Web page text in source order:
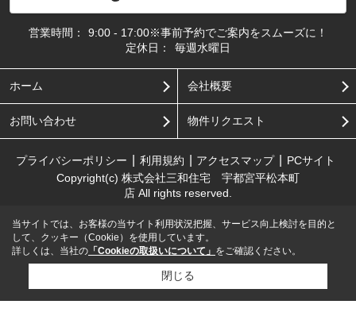
営業時間：
9:00 - 17:00※事前予約でご案内をスムーズに！
定休日：
毎週水曜日
ホーム 会社概要
お問い合わせ 物件リクエスト
プライバシーポリシー 利用規約 アクセスマップ
PCサイト
Copyright(c) 株式会社三和住宅 宇都宮平松本町
店 All rights reserved.
当サイトでは、お客様の当サイト利用状況把握、サービス向上検討を目的と
して、クッキー（Cookie）を使用しています。
詳しくは、当社の 「Cookieの取扱いについて」 をご確認ください。
閉じる